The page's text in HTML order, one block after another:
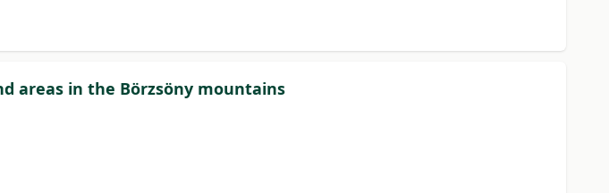
areas in the Börzsöny mountains